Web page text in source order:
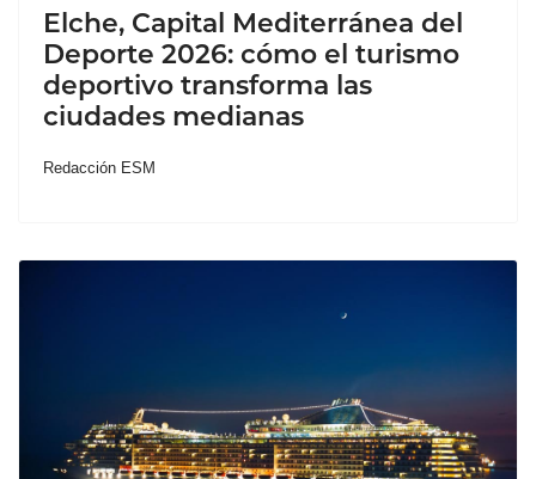
Elche, Capital Mediterránea del
Deporte 2026: cómo el turismo
deportivo transforma las
ciudades medianas
Redacción ESM